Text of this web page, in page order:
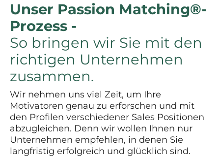
Unser Passion Matching®-
Prozess -
So bringen wir Sie mit den
richtigen Unternehmen
zusammen.
Wir nehmen uns viel Zeit, um Ihre
Motivatoren genau zu erforschen und mit
den Profilen verschiedener Sales Positionen
abzugleichen. Denn wir wollen Ihnen nur
Unternehmen empfehlen, in denen Sie
langfristig erfolgreich und glücklich sind.